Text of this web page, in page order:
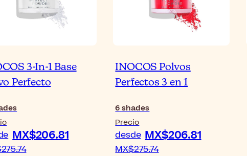
3-In-1 Base
Perfecto
MX$206.81
INOCOS Polvos
Perfectos 3 en 1
6 shades
Precio
desde MX$206.81
MX$275.74